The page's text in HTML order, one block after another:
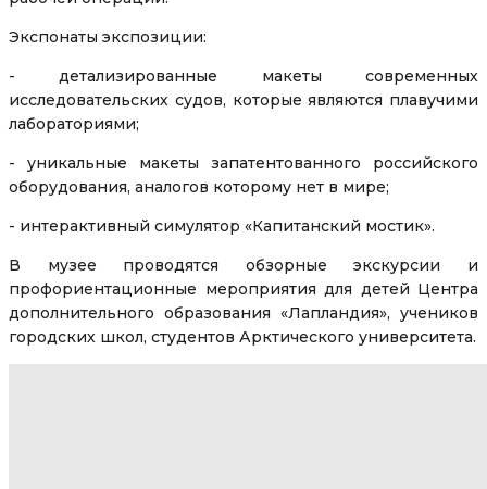
Экспонаты экспозиции:
- детализированные макеты современных
исследовательских судов, которые являются плавучими
лабораториями;
- уникальные макеты запатентованного российского
оборудования, аналогов которому нет в мире;
- интерактивный симулятор «Капитанский мостик».
В музее проводятся обзорные экскурсии и
профориентационные мероприятия для детей Центра
дополнительного образования «Лапландия», учеников
городских школ, студентов Арктического университета.